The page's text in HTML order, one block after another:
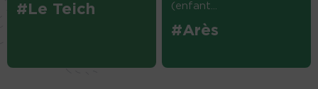
#Le Teich
(enfant...
#Arès